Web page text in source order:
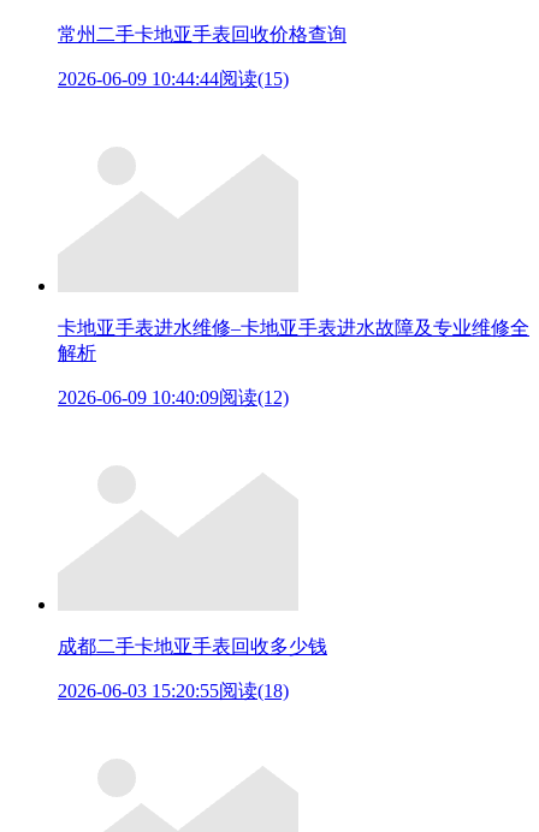
常州二手卡地亚手表回收价格查询
2026-06-09 10:44:44阅读(15)
卡地亚手表进水维修–卡地亚手表进水故障及专业维修全
解析
2026-06-09 10:40:09阅读(12)
成都二手卡地亚手表回收多少钱
2026-06-03 15:20:55阅读(18)